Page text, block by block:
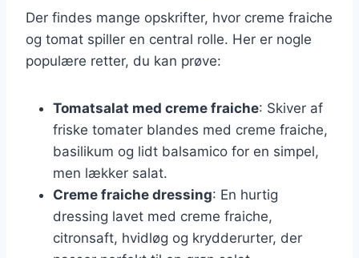
Der findes mange opskrifter, hvor creme fraiche
og tomat spiller en central rolle. Her er nogle
populære retter, du kan prøve:
Tomatsalat med creme fraiche: Skiver af
friske tomater blandes med creme fraiche,
basilikum og lidt balsamico for en simpel,
men lækker salat.
Creme fraiche dressing: En hurtig
dressing lavet med creme fraiche,
citronsaft, hvidløg og krydderurter, der